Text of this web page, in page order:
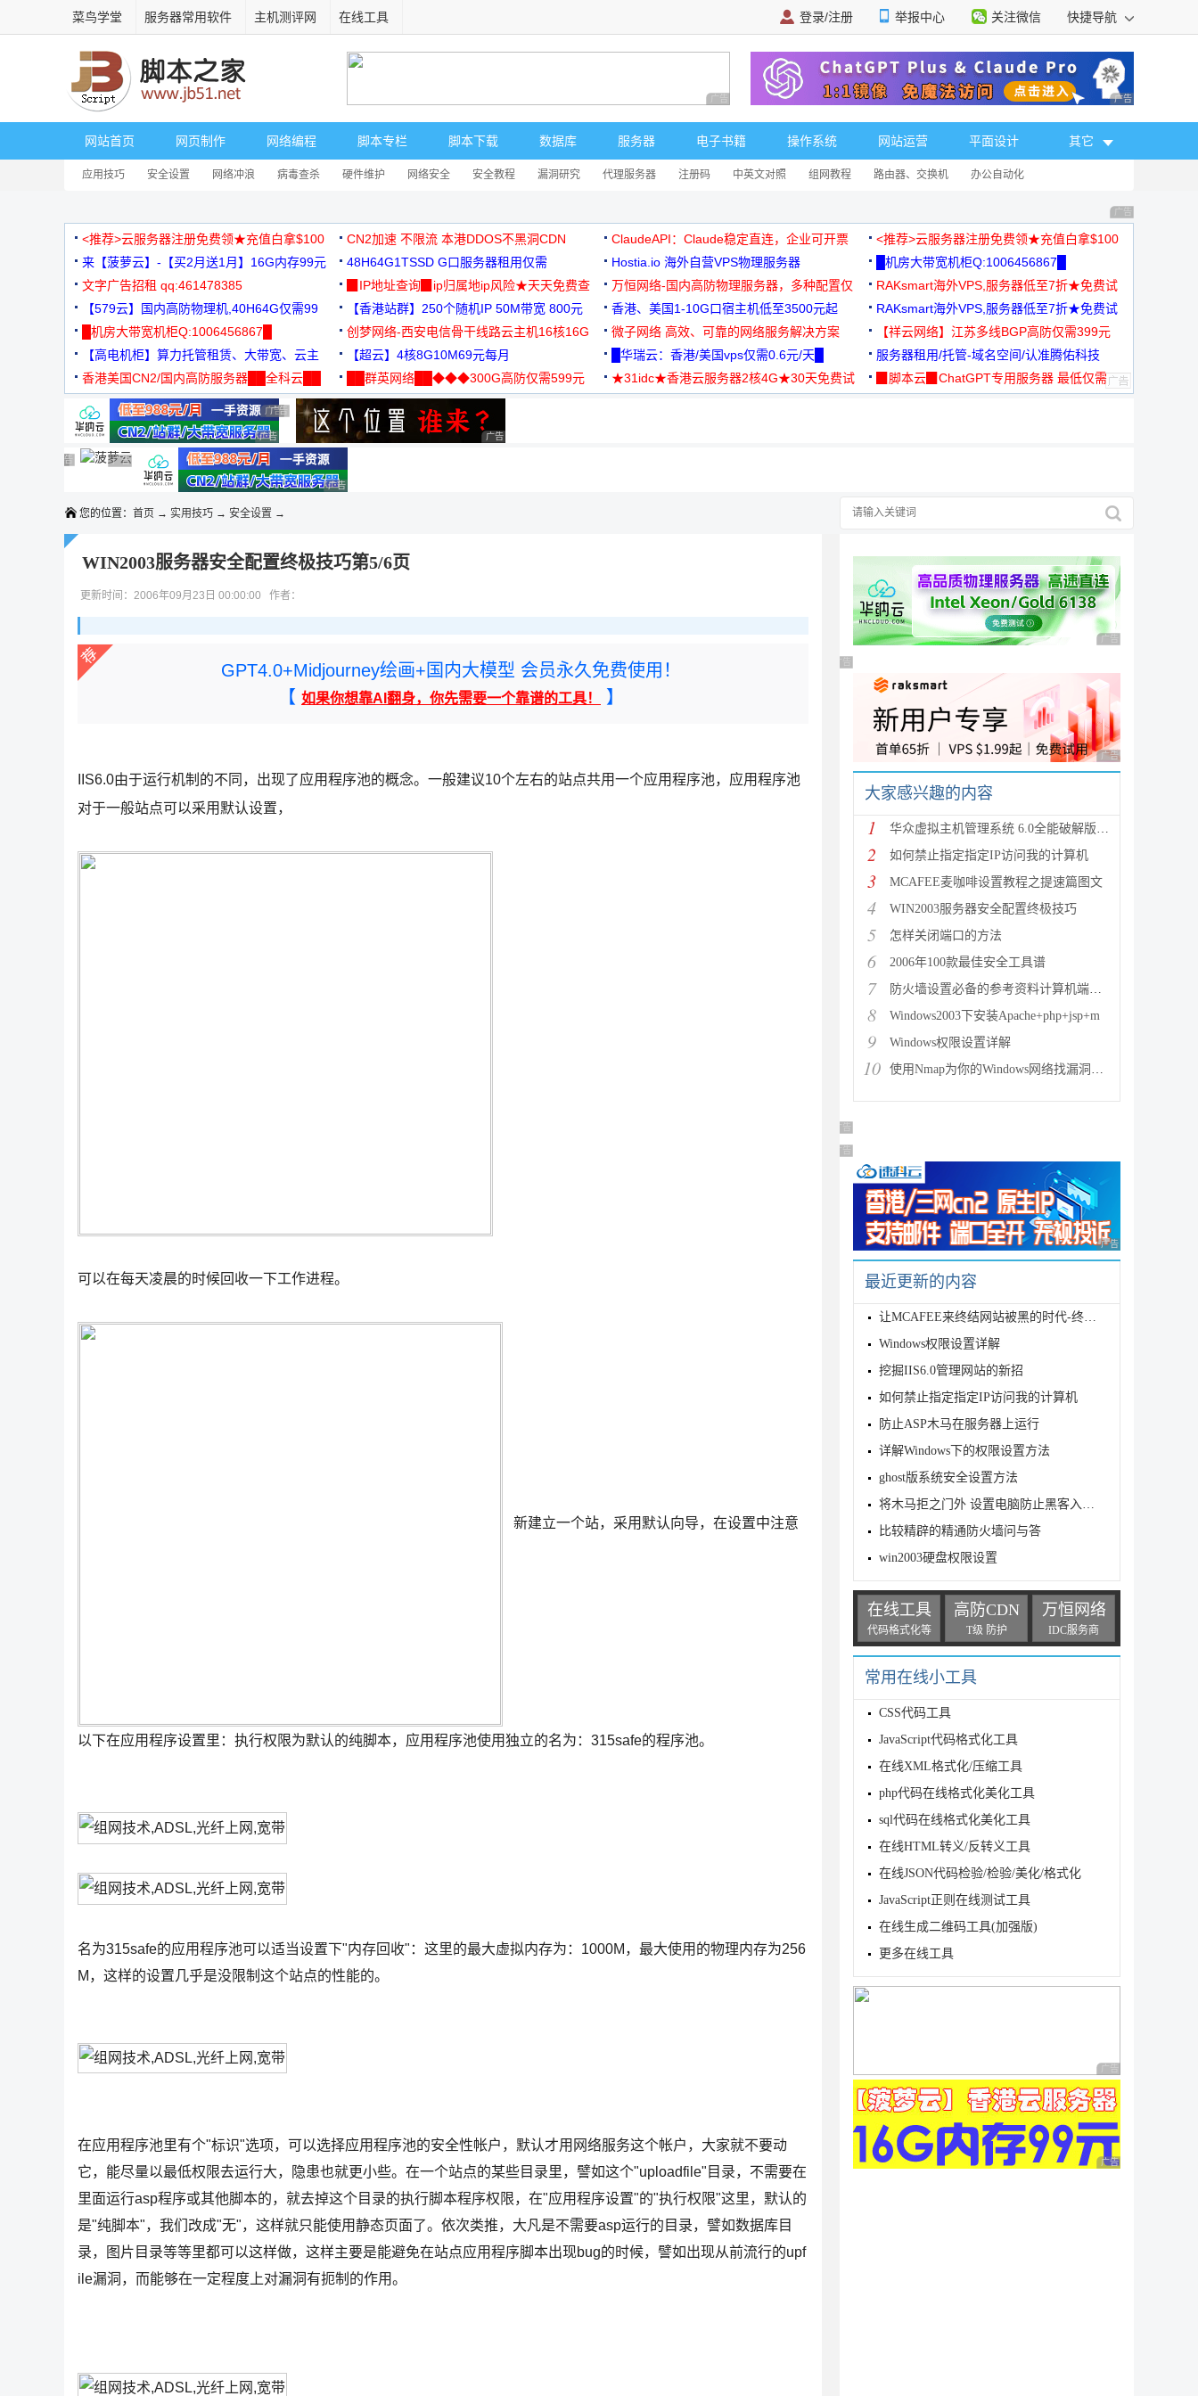
菜鸟学堂 服务器常用软件 主机测评网 在线工具 登录/注册 举报中心 关注微信 快捷导航
广告 商业广告，理性选择 广告 商业广告，理
网站首页 网页制作 网络编程 脚本专栏 脚本下载 数据库 服务器 电子书籍 操作系统 网站运营 平面设计 其它
应用技巧 安全设置 网络冲浪 病毒查杀 硬件维护 网络安全 安全教程 漏洞研究 代理服务器 注册码 中英文对照 组网教程 路由器、交换机 办公自动化
广告 商业广告，理
<推荐>云服务器注册免费领★充值白拿$100 CN2加速 不限流 本港DDOS不黑洞CDN ClaudeAPI：Claude稳定直连，企业可开票
<推荐>云服务器注册免费领★充值白拿$100
来【菠萝云】-【买2月送1月】16G内存99元
48H64G1TSSD G口服务器租用仅需
3000+可免费测试
Hostia.io 海外自营VPS物理服务器
█机房大带宽机柜Q:1006456867█
文字广告招租 qq:461478385
▉IP地址查询▉ip归属地ip风险★天天免费查
万恒网络-国内高防物理服务器，多种配置仅
99元/月起
RAKsmart海外VPS,服务器低至7折★免费试
用★
【579云】国内高防物理机,40H64G仅需99
元
【香港站群】250个随机IP 50M带宽 800元 香港、美国1-10G口宿主机低至3500元起
RAKsmart海外VPS,服务器低至7折★免费试
用★
█机房大带宽机柜Q:1006456867█
创梦网络-西安电信骨干线路云主机16核16G
88元/月
微子网络 高效、可靠的网络服务解决方案
【祥云网络】江苏多线BGP高防仅需399元
【高电机柜】算力托管租赁、大带宽、云主
机
【超云】4核8G10M69元每月 █华瑞云：香港/美国vps仅需0.6元/天█
服务器租用/托管-域名空间/认准腾佑科技
香港美国CN2/国内高防服务器██全科云██
██群英网络██◆◆◆300G高防仅需599元
◆◆◆
★31idc★香港云服务器2核4G★30天免费试
▉脚本云▉ChatGPT专用服务器 最低仅需
广告 商业广告，理性选择
广告 商业广告，理性选择
广告 商业广告，理性选择
广告 商业广告，理性选择
广告 商业广告，理性选择
广告 商业广告，理性选择
广告 商业广告，理性选择
广告 商业广告，理性选择广告 商业广告，理性选择
广告 商业广告，理性选择
您的位置： 首页 → 实用技巧 → 安全设置 →
WIN2003服务器安全配置终极技巧第5/6页
更新时间：2006年09月23日 00:00:00 作者：
GPT4.0+Midjourney绘画+国内大模型 会员永久免费使用！
【 如果你想靠AI翻身，你先需要一个靠谱的工具！ 】
IIS6.0由于运行机制的不同，出现了应用程序池的概念。一般建议10个左右的站点共用一个应用程序池，应用程序池
对于一般站点可以采用默认设置，
可以在每天凌晨的时候回收一下工作进程。
新建立一个站，采用默认向导，在设置中注意
以下在应用程序设置里：执行权限为默认的纯脚本，应用程序池使用独立的名为：315safe的程序池。
名为315safe的应用程序池可以适当设置下"内存回收"：这里的最大虚拟内存为：1000M，最大使用的物理内存为256
M，这样的设置几乎是没限制这个站点的性能的。
在应用程序池里有个"标识"选项，可以选择应用程序池的安全性帐户，默认才用网络服务这个帐户，大家就不要动
它，能尽量以最低权限去运行大，隐患也就更小些。在一个站点的某些目录里，譬如这个"uploadfile"目录，不需要在
里面运行asp程序或其他脚本的，就去掉这个目录的执行脚本程序权限，在"应用程序设置"的"执行权限"这里，默认的
是"纯脚本"，我们改成"无"，这样就只能使用静态页面了。依次类推，大凡是不需要asp运行的目录，譬如数据库目
录，图片目录等等里都可以这样做，这样主要是能避免在站点应用程序脚本出现bug的时候，譬如出现从前流行的upf
ile漏洞，而能够在一定程度上对漏洞有扼制的作用。
广告 商业广告，理性
广告 商业广告，理性选择
广告 商业广告，理性
大家感兴趣的内容
1 华众虚拟主机管理系统 6.0全能破解版+教程
2 如何禁止指定指定IP访问我的计算机
3 MCAFEE麦咖啡设置教程之提速篇图文
4 WIN2003服务器安全配置终极技巧
5 怎样关闭端口的方法
6 2006年100款最佳安全工具谱
7 防火墙设置必备的参考资料计算机端口详细列表
8 Windows2003下安装Apache+php+jsp+m
9 Windows权限设置详解
10 使用Nmap为你的Windows网络找漏洞的图文分析
广告 商业广告，理性选择
广告 商业广告，理性选择
广告 商业广告，理性
最近更新的内容
让MCAFEE来终结网站被黑的时代-终极版图文
Windows权限设置详解
挖掘IIS6.0管理网站的新招
如何禁止指定指定IP访问我的计算机
防止ASP木马在服务器上运行
详解Windows下的权限设置方法
ghost版系统安全设置方法
将木马拒之门外 设置电脑防止黑客入侵的技巧
比较精辟的精通防火墙问与答
win2003硬盘权限设置
在线工具
代码格式化等
高防CDN
T级 防护
万恒网络
IDC服务商
常用在线小工具
CSS代码工具
JavaScript代码格式化工具
在线XML格式化/压缩工具
php代码在线格式化美化工具
sql代码在线格式化美化工具
在线HTML转义/反转义工具
在线JSON代码检验/检验/美化/格式化
JavaScript正则在线测试工具
在线生成二维码工具(加强版)
更多在线工具
广告 商业广告，理性
广告 商业广告，理性